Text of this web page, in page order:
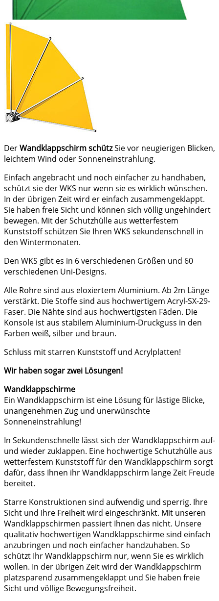
DerWandklappschirmschützSie vor neugierigen Blicken,
leichtem Wind oder Sonneneinstrahlung.
Einfach angebracht und noch einfacher zu handhaben,
schützt sie der WKS nur wenn sie es wirklich wünschen.
In der übrigen Zeit wird er einfach zusammengeklappt.
Sie haben freie Sicht und können sich völlig ungehindert
bewegen. Mit der Schutzhülle aus wetterfestem
Kunststoff schützen Sie Ihren WKS sekundenschnell in
den Wintermonaten.
Den WKS gibt es in 6 verschiedenen Größen und 60
verschiedenen Uni-Designs.
Alle Rohre sind aus eloxiertem Aluminium. Ab 2m Länge
verstärkt. Die Stoffe sind aus hochwertigem Acryl-SX-29-
Faser. Die Nähte sind aus hochwertigsten Fäden. Die
Konsole ist aus stabilem Aluminium-Druckguss in den
Farben weiß, silber und braun.
Schluss mit starren Kunststoff und Acrylplatten!
Wir haben sogar zwei Lösungen!
Wandklappschirme
Ein Wandklappschirm ist eine Lösung für lästige Blicke,
unangenehmen Zug und unerwünschte
Sonneneinstrahlung!
In Sekundenschnelle lässt sich der Wandklappschirm auf-
und wieder zuklappen. Eine hochwertige Schutzhülle aus
wetterfestem Kunststoff für den Wandklappschirm sorgt
dafür, dass Ihnen ihr Wandklappschirm lange Zeit Freude
bereitet.
Starre Konstruktionen sind aufwendig und sperrig. Ihre
Sicht und Ihre Freiheit wird eingeschränkt. Mit unseren
Wandklappschirmen passiert Ihnen das nicht. Unsere
qualitativ hochwertigen Wandklappschirme sind einfach
anzubringen und noch einfacher handzuhaben. So
schützt Ihr Wandklappschirm nur, wenn Sie es wirklich
wollen. In der übrigen Zeit wird der Wandklappschirm
platzsparend zusammengeklappt und Sie haben freie
Sicht und völlige Bewegungsfreiheit.